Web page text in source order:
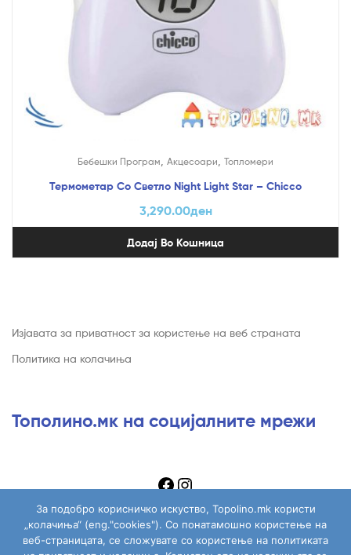
Бебешки Програм, Акцесоари, Топломери
Термометар Со Светло Night Light Star – Chicco
3,290.00ден
Додај Во Кошница
Изјавата за приватност за користење на веб страната
Политика на колачиња
Тополино.мк на социјалните мрежи
За подобро корисничко искуство, Topolino.mk користи
„колачиња“ (eng."cookies"). Со понатамошно користење на
веб-страницата, се сложувате со користење на политиката